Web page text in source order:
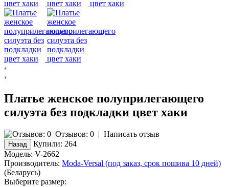
‹
›
Платье женское полуприлегающего
силуэта без подкладки цвет хаки
Отзывов: 0 | Написать отзыв
Купили: 264
Модель: V-2662
Производитель: Moda-Versal (под заказ, срок пошива 10 дней)
(Беларусь)
Выберите размер: